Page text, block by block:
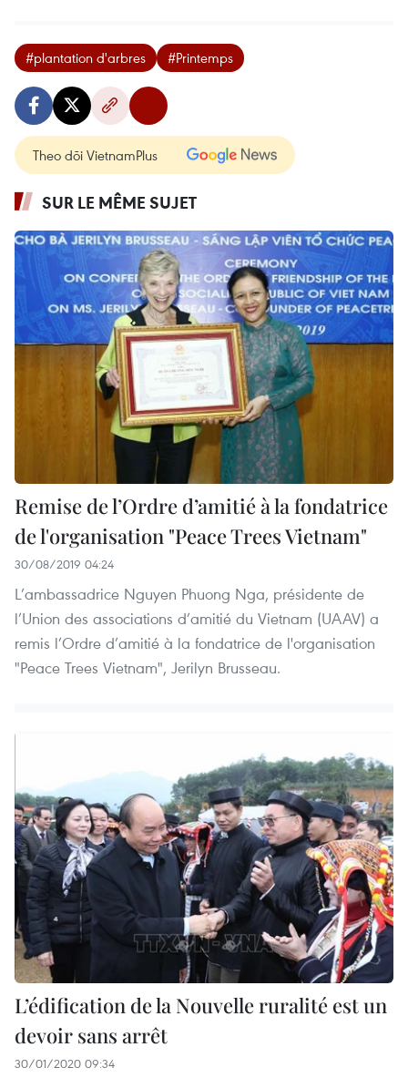
#plantation d'arbres #Printemps
Theo dõi VietnamPlus
SUR LE MÊME SUJET
Remise de l’Ordre d’amitié à la fondatrice
de l'organisation "Peace Trees Vietnam"
30/08/2019 04:24
L’ambassadrice Nguyen Phuong Nga, présidente de
l’Union des associations d’amitié du Vietnam (UAAV) a
remis l’Ordre d’amitié à la fondatrice de l'organisation
"Peace Trees Vietnam", Jerilyn Brusseau.
L’édification de la Nouvelle ruralité est un
devoir sans arrêt
30/01/2020 09:34